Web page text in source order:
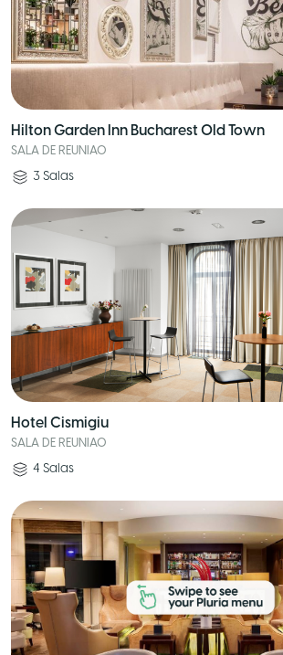
Hilton Garden Inn Bucharest Old Town
SALA DE REUNIAO
3 Salas
Hotel Cismigiu
SALA DE REUNIAO
4 Salas